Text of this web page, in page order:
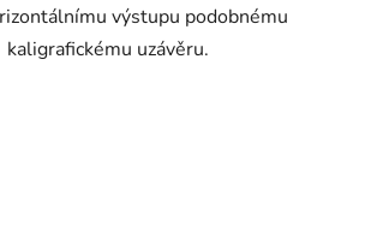
výstupu podobnému
kaligrafickému uzávěru.